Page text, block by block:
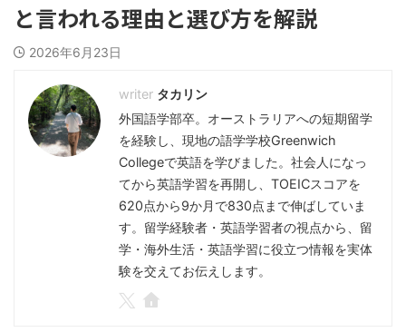
と言われる理由と選び方を解説
2026年6月23日
タカリン
外国語学部卒。オーストラリアへの短期留学
を経験し、現地の語学学校Greenwich
Collegeで英語を学びました。社会人になっ
てから英語学習を再開し、TOEICスコアを
620点から9か月で830点まで伸ばしていま
す。留学経験者・英語学習者の視点から、留
学・海外生活・英語学習に役立つ情報を実体
験を交えてお伝えします。